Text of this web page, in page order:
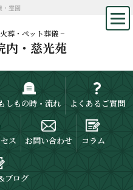
・霊園
葬・ペット葬儀 −
内・慈光苑
しもの時・流れ よくあるご質問
ス お問い合わせ コラム
ブログ